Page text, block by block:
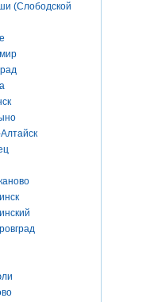
(Слободской